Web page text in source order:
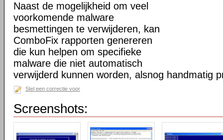
Naast de mogelijkheid om veel
voorkomende malware
besmettingen te verwijderen, kan
ComboFix rapporten genereren
die kun helpen om specifieke
malware die niet automatisch
verwijderd kunnen worden, alsnog handmatig
Stel een correctie voor
Screenshots: